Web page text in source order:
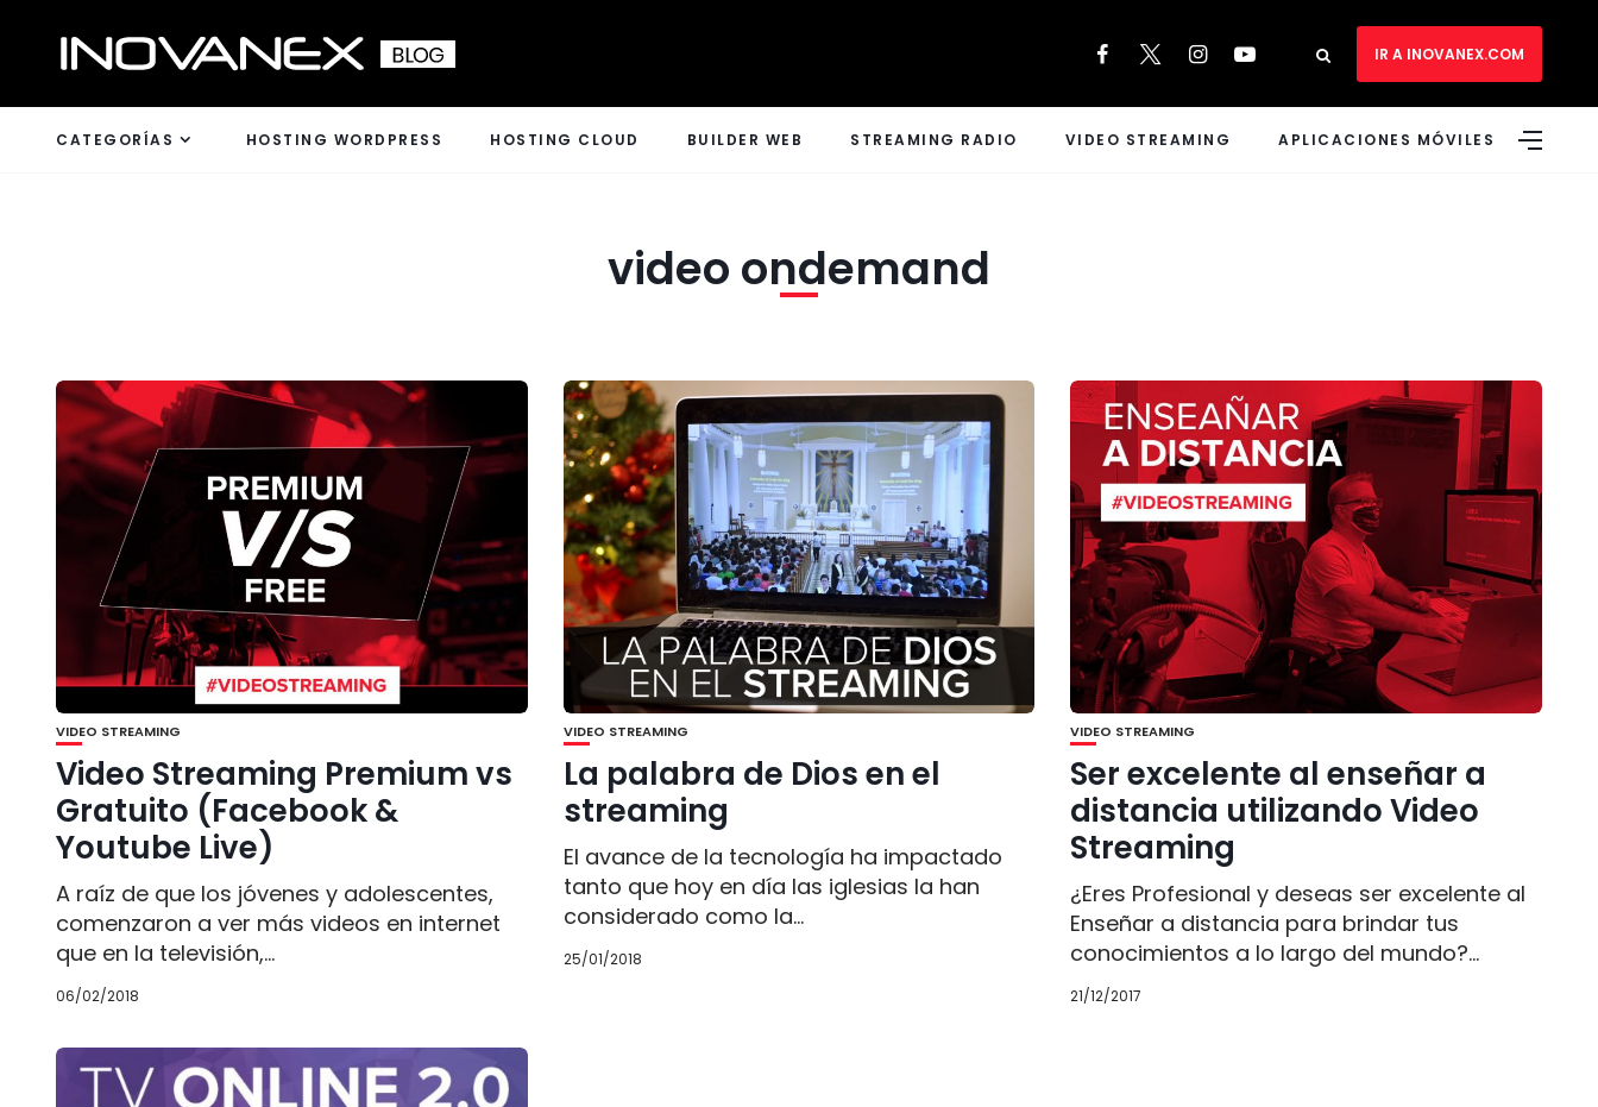
IR A INOVANEX.COM
CATEGORÍAS HOSTING WORDPRESS HOSTING CLOUD BUILDER WEB STREAMING RADIO VIDEO STREAMING APLICACIONES MÓVILES
video ondemand
VIDEO STREAMING
Video Streaming Premium vs
Gratuito (Facebook &
Youtube Live)
A raíz de que los jóvenes y adolescentes,
comenzaron a ver más videos en internet
que en la televisión,...
06/02/2018
VIDEO STREAMING
La palabra de Dios en el
streaming
El avance de la tecnología ha impactado
tanto que hoy en día las iglesias la han
considerado como la...
25/01/2018
VIDEO STREAMING
Ser excelente al enseñar a
distancia utilizando Video
Streaming
¿Eres Profesional y deseas ser excelente al
Enseñar a distancia para brindar tus
conocimientos a lo largo del mundo?...
21/12/2017